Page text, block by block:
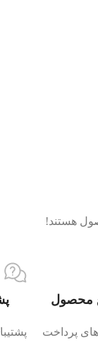
هستند!
محصول
پرداخت